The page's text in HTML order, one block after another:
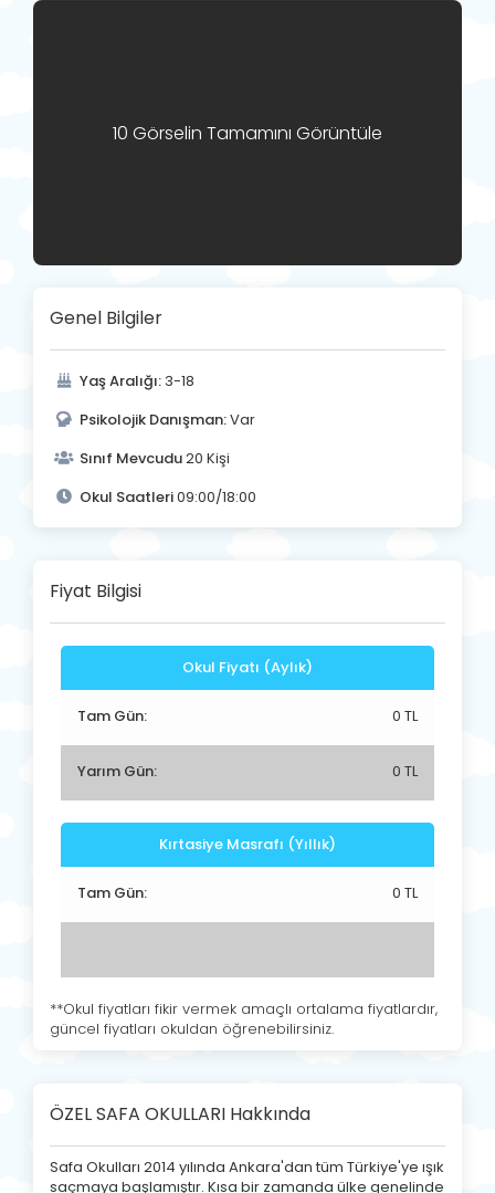
10 Görselin Tamamını Görüntüle
Genel Bilgiler
Yaş Aralığı: 3-18
Psikolojik Danışman:Var
Sınıf Mevcudu20 Kişi
Okul Saatleri09:00/18:00
Fiyat Bilgisi
Okul Fiyatı (Aylık)
Tam Gün: 0 TL
Yarım Gün: 0 TL
Kırtasiye Masrafı (Yıllık)
Tam Gün: 0 TL
**Okul fiyatları fikir vermek amaçlı ortalama fiyatlardır,
güncel fiyatları okuldan öğrenebilirsiniz.
ÖZEL SAFA OKULLARI Hakkında
Safa Okulları 2014 yılında Ankara'dan tüm Türkiye'ye ışık
saçmaya başlamıştır. Kısa bir zamanda ülke genelinde